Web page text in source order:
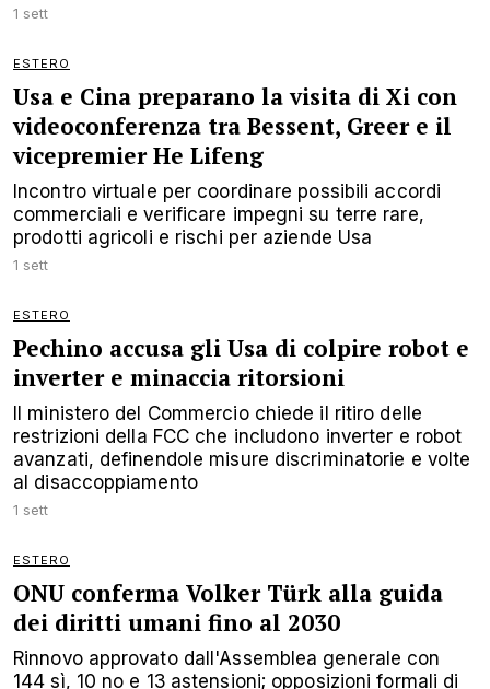
1 sett
ESTERO
Usa e Cina preparano la visita di Xi con
videoconferenza tra Bessent, Greer e il
vicepremier He Lifeng
Incontro virtuale per coordinare possibili accordi
commerciali e verificare impegni su terre rare,
prodotti agricoli e rischi per aziende Usa
1 sett
ESTERO
Pechino accusa gli Usa di colpire robot e
inverter e minaccia ritorsioni
Il ministero del Commercio chiede il ritiro delle
restrizioni della FCC che includono inverter e robot
avanzati, definendole misure discriminatorie e volte
al disaccoppiamento
1 sett
ESTERO
ONU conferma Volker Türk alla guida
dei diritti umani fino al 2030
Rinnovo approvato dall'Assemblea generale con
144 sì, 10 no e 13 astensioni; opposizioni formali di